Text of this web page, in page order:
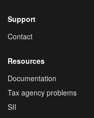
Support
Contact
Resources
Documentation
Tax agency problems
SII